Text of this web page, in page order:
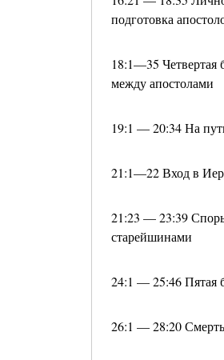
подготовка
18:1—35 Четвертая
между апостолами
19:1 — 20:34 На
21:1—22 Вход в
21:23 — 23:39
старейшинами
24:1 — 25:46 Пятая
26:1 — 28:20